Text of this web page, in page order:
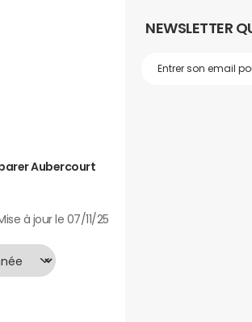
Aubercourt
à jour le 07/11/25
NEWSLETTER